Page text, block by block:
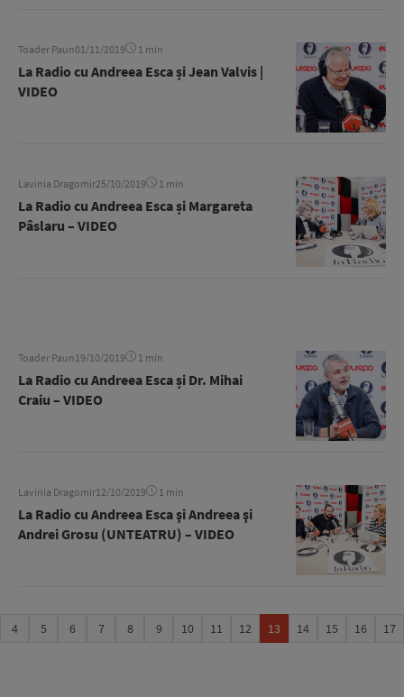
Toader Paun01/11/2019 1 min
La Radio cu Andreea Esca și Jean Valvis |
VIDEO
Lavinia Dragomir25/10/2019 1 min
La Radio cu Andreea Esca și Margareta
Pâslaru – VIDEO
Toader Paun19/10/2019 1 min
La Radio cu Andreea Esca și Dr. Mihai
Craiu – VIDEO
Lavinia Dragomir12/10/2019 1 min
La Radio cu Andreea Esca şi Andreea şi
Andrei Grosu (UNTEATRU) – VIDEO
4 5 6 7 8 9 10 11 12 13 14 15 16 17